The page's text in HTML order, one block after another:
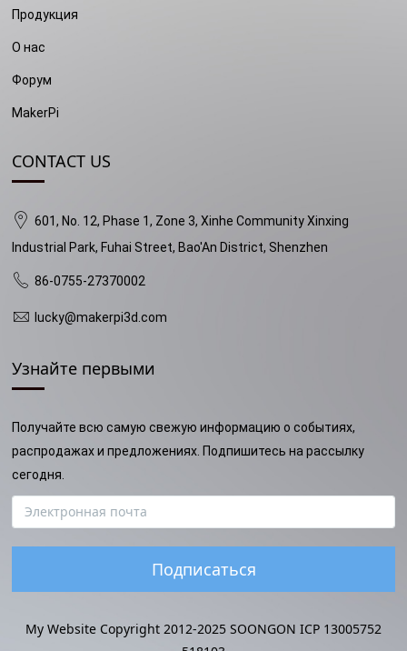
Продукция
О нас
Форум
MakerPi
CONTACT US
601, No. 12, Phase 1, Zone 3, Xinhe Community Xinxing
Industrial Park, Fuhai Street, Bao'An District, Shenzhen
86-0755-27370002
lucky@makerpi3d.com
Узнайте первыми
Получайте всю самую свежую информацию о событиях,
распродажах и предложениях. Подпишитесь на рассылку
сегодня.
Подписаться
My Website Copyright 2012-2025 SOONGON ICP 13005752